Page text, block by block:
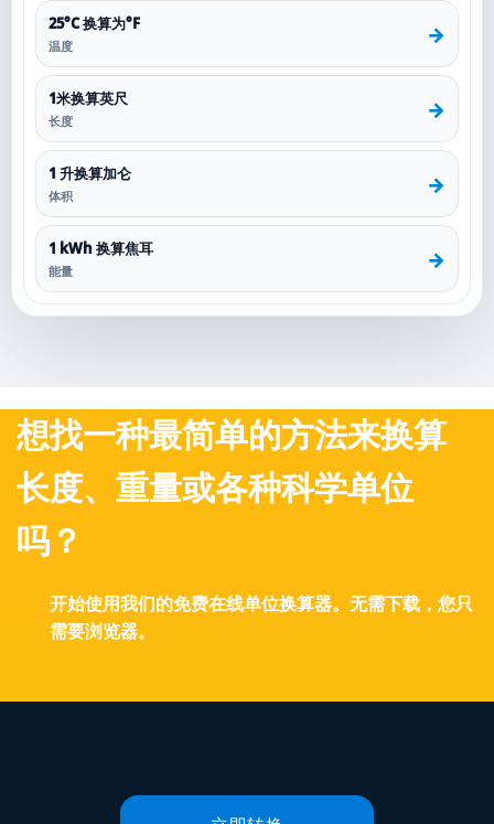
25°C 换算为°F
温度 →
1米换算英尺
长度 →
1 升换算加仑
体积 →
1 kWh 换算焦耳
能量 →
想找一种最简单的方法来换算
长度、重量或各种科学单位
吗？
开始使用我们的免费在线单位换算器。无需下载，您只
需要浏览器。